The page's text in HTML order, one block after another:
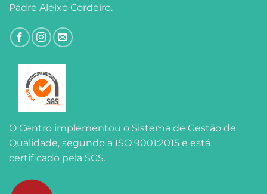
Padre Aleixo Cordeiro.
O Centro implementou o Sistema de Gestão de
Qualidade, segundo a ISO 9001:2015 e está
certificado pela SGS.